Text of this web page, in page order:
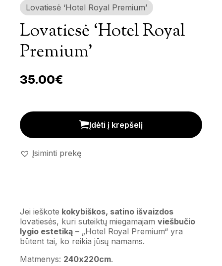
Lovatiesė ‘Hotel Royal Premium’
Lovatiesė ‘Hotel Royal
Premium’
35.00€
Lovatiesė 'Hotel Royal Premium' kiekis
Įdėti į krepšelį
Įsiminti prekę
Jei ieškote kokybiškos, satino išvaizdos
lovatiesės, kuri suteiktų miegamajamviešbučio
lygio estetiką– „Hotel Royal Premium“ yra
būtent tai, ko reikia jūsų namams.
Matmenys: 240x220cm.